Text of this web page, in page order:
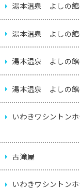
湯本温泉 よしの館
湯本温泉 よしの館
湯本温泉 よしの館
湯本温泉 よしの館
いわきワシントン
古滝屋
いわきワシントン